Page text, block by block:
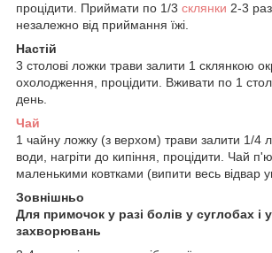
процідити. Приймати по 1/3 склянки 2-3
незалежно від приймання їжі.
Настій
3 столові ложки трави залити 1 склянкою
охолодження, процідити. Вживати по 1
день.
Чай
1 чайну ложку (з верхом) трави залити 1/4
води, нагріти до кипіння, процідити. Чай
маленькими ковтками (випити весь відвар
Зовнішньо
Для примочок у разі болів у суглобах і
захворювань